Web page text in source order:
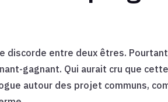
discorde entre deux êtres.
gagnant. Qui aurait cru que
autour des projet communs,